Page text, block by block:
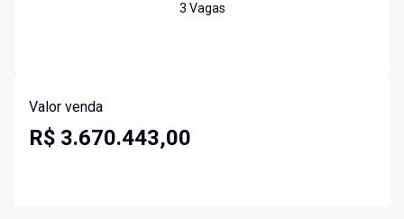
3 Vagas
Valor venda
R$ 3.670.443,00